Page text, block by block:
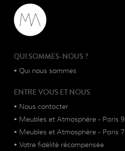
QUI SOMMES-NOUS ?
• Qui nous sommes
ENTRE VOUS ET NOUS
• Nous contacter
• Meubles et Atmosphère - Paris 9
• Meubles et Atmosphère - Paris 7
• Votre fidélité récompensée